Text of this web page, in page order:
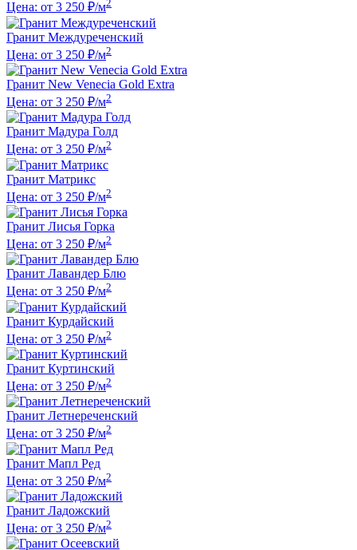
Цена: от 3 250 ₽/м2
Гранит Междуреченский
Цена: от 3 250 ₽/м2
Гранит New Venecia Gold Extra
Цена: от 3 250 ₽/м2
Гранит Мадура Голд
Цена: от 3 250 ₽/м2
Гранит Матрикс
Цена: от 3 250 ₽/м2
Гранит Лисья Горка
Цена: от 3 250 ₽/м2
Гранит Лавандер Блю
Цена: от 3 250 ₽/м2
Гранит Курдайский
Цена: от 3 250 ₽/м2
Гранит Куртинский
Цена: от 3 250 ₽/м2
Гранит Летнереченский
Цена: от 3 250 ₽/м2
Гранит Мапл Ред
Цена: от 3 250 ₽/м2
Гранит Ладожский
Цена: от 3 250 ₽/м2